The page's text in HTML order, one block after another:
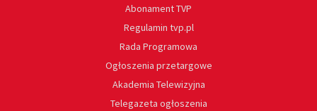
Abonament TVP
Regulamin tvp.pl
Rada Programowa
Ogłoszenia przetargowe
Akademia Telewizyjna
Telegazeta ogłoszenia